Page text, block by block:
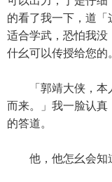
的看了我一下，道
适合学武，恐怕我没
什幺可以传授给您的
「郭靖大侠，本
而来。」我一脸认真
的答道。
他，他怎幺会知